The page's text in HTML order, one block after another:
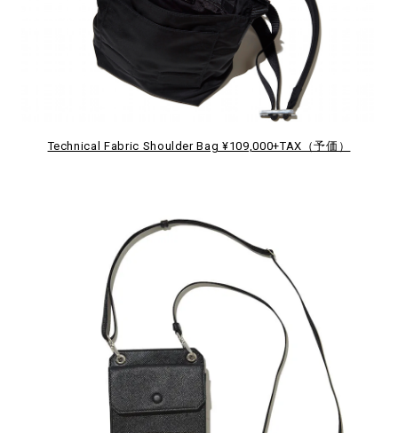
Technical Fabric Shoulder Bag ¥109,000+TAX（予価）